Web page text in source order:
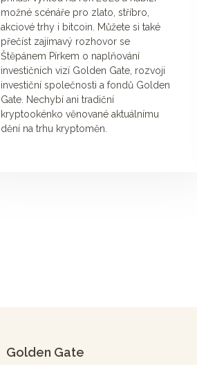
možné scénáře pro zlato, stříbro,
akciové trhy i bitcoin. Můžete si také
přečíst zajímavý rozhovor se
Štěpánem Pírkem o naplňování
investičních vizí Golden Gate, rozvoji
investiční společnosti a fondů Golden
Gate. Nechybí ani tradiční
kryptookénko věnované aktuálnímu
dění na trhu kryptoměn.
Golden Gate